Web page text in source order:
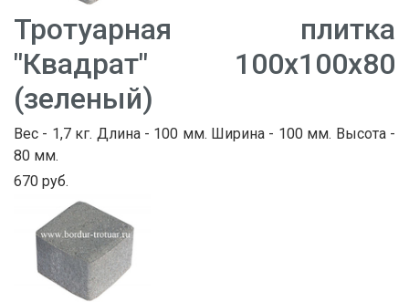
Тротуарная плитка
"Квадрат" 100х100х80
(зеленый)
Вес - 1,7 кг. Длина - 100 мм. Ширина - 100 мм. Высота -
80 мм.
670 руб.